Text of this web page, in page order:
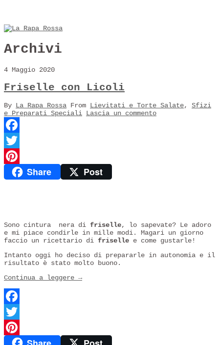
Archivi
4 Maggio 2020
Friselle con Licoli
By La Rapa Rossa From Lievitati e Torte Salate, Sfizi
e Preparati Speciali Lascia un commento
Facebook
Twitter
PinterestShare Post
Sono cintura nera di friselle, lo sapevate? Le adoro
e mi piace condirle in mille modi. Magari un giorno
faccio un ricettario di friselle e come gustarle!
Intanto oggi ho deciso di prepararle in autonomia e il
risultato è stato molto buono.
Continua a leggere →
Facebook
Twitter
Pinterest